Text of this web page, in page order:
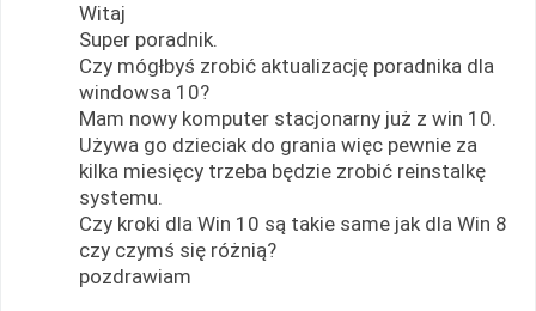
Witaj
Super poradnik.
Czy mógłbyś zrobić aktualizację poradnika dla
windowsa 10?
Mam nowy komputer stacjonarny już z win 10.
Używa go dzieciak do grania więc pewnie za
kilka miesięcy trzeba będzie zrobić reinstalkę
systemu.
Czy kroki dla Win 10 są takie same jak dla Win 8
czy czymś się różnią?
pozdrawiam